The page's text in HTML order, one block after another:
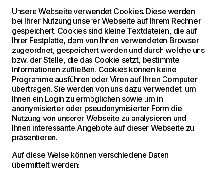
Unsere Webseite verwendet Cookies. Diese werden
bei Ihrer Nutzung unserer Webseite auf Ihrem Rechner
gespeichert. Cookies sind kleine Textdateien, die auf
Ihrer Festplatte, dem von Ihnen verwendeten Browser
zugeordnet, gespeichert werden und durch welche uns
bzw. der Stelle, die das Cookie setzt, bestimmte
Informationen zufließen. Cookies können keine
Programme ausführen oder Viren auf Ihren Computer
übertragen. Sie werden von uns dazu verwendet, um
Ihnen ein Login zu ermöglichen sowie um in
anonymisierter oder pseudonymisierter Form die
Nutzung von unserer Webseite zu analysieren und
Ihnen interessante Angebote auf dieser Webseite zu
präsentieren.
Auf diese Weise können verschiedene Daten
übermittelt werden: